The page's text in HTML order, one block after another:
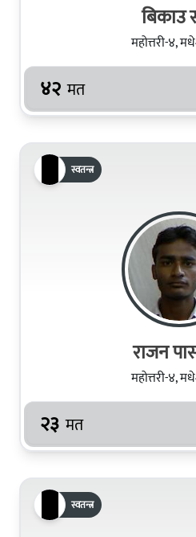
बिकाउ
महोत्तरी-४,
४२ मत
स्वतन्त्र
राजन
महोत्तरी-४,
२३ मत
स्वतन्त्र